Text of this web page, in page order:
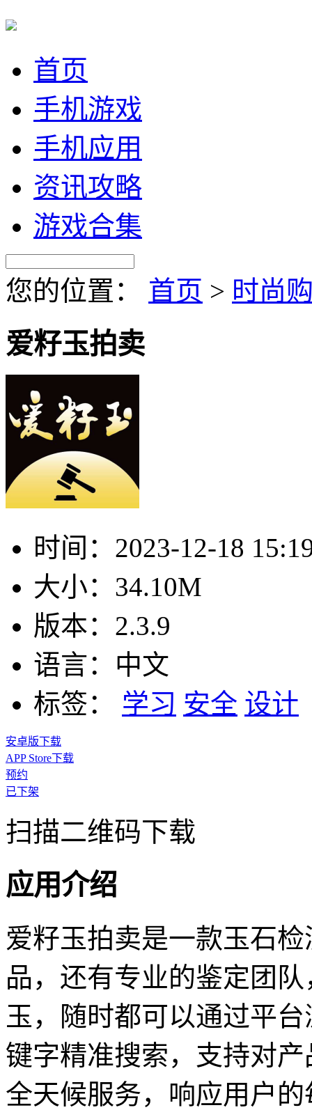
首页
手机游戏
手机应用
资讯攻略
游戏合集
您的位置： 首页 > 时尚
爱籽玉拍卖
时间： 2023-12-18
大小： 34.10M
版本： 2.3.9
语言： 中文
标签：
学习 安全 设计
安卓版下载
APP Store下载
预约
已下架
扫描二维码下载
应用介绍
爱籽玉拍卖是一款玉石
品，还有专业的鉴定团
玉，随时都可以通过平
键字精准搜索，支持对
全天候服务，响应用户